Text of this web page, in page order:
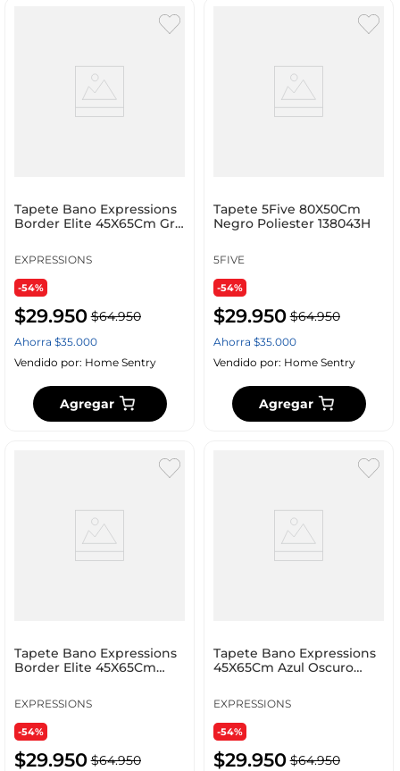
Tapete Bano Expressions
Border Elite 45X65Cm Gris
EXPRESSIONS
-54%
$29.950 $64.950
Ahorra $35.000
Vendido por: Home Sentry
Agregar
Tapete 5Five 80X50Cm
Negro Poliester 138043H
5FIVE
-54%
$29.950 $64.950
Ahorra $35.000
Vendido por: Home Sentry
Agregar
Tapete Bano Expressions
Border Elite 45X65Cm
EXPRESSIONS
-54%
$29.950 $64.950
Tapete Bano Expressions
45X65Cm Azul Oscuro
EXPRESSIONS
-54%
$29.950 $64.950